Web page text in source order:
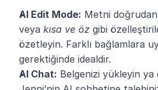
AI Edit Mode: Metni
veya kısa ve öz gibi
özetleyin. Farklı bağlamlara
gerektiğinde idealdir.
AI Chat: Belgenizi yükleyin ya